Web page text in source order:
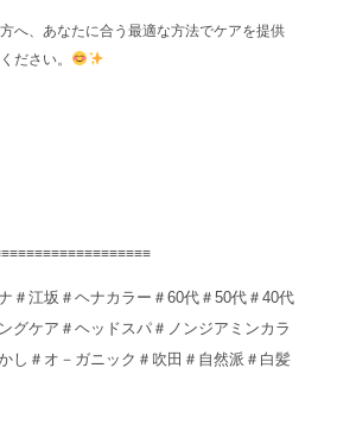
へ、あなたに合う最適な方法でケアを提供
ださい。
＃江坂＃ヘナカラー＃60代＃50代＃40代
グケア＃ヘッドスパ＃ノンジアミンカラ
し＃オ－ガニック＃吹田＃自然派＃白髪